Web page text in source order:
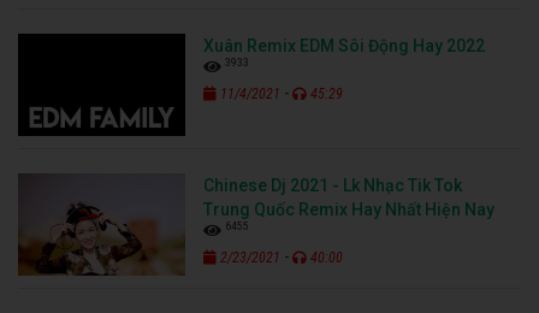
Xuân Remix EDM Sôi Động Hay 2022
3933
11/4/2021 - 45:29
Chinese Dj 2021 - Lk Nhạc Tik Tok
Trung Quốc Remix Hay Nhất Hiện Nay
6455
2/23/2021 - 40:00